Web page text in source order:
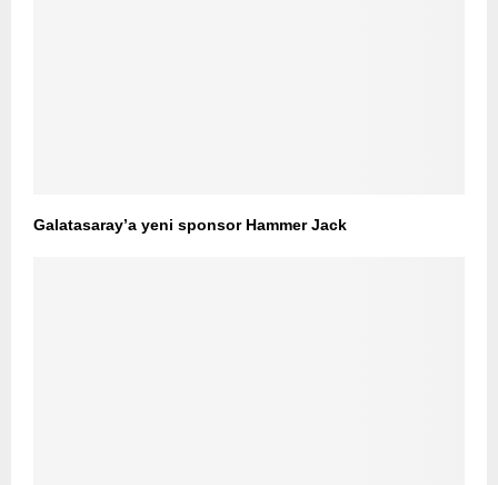
Galatasaray’a yeni sponsor Hammer Jack